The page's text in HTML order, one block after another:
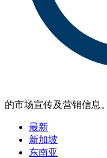
的市场宣传及营销信息。
最新
新加坡
东南亚